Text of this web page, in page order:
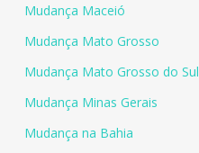
Mudança Maceió
Mudança Mato Grosso
Mudança Mato Grosso do Sul
Mudança Minas Gerais
Mudança na Bahia